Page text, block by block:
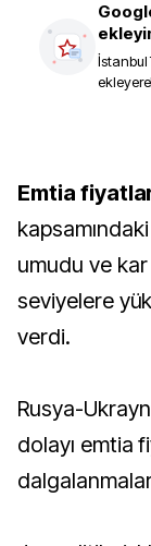
İstanbul
Emtia
umudu ve kar
seviyelere
verdi.
Rusya-
dolayı emtia